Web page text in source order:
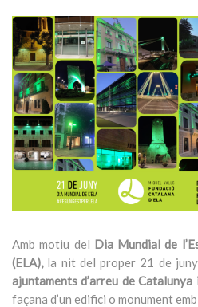
Amb motiu del Dia Mundial de
(ELA),la nit del proper 21 de
ajuntaments d’arreu de
façana d’un edifici o monument